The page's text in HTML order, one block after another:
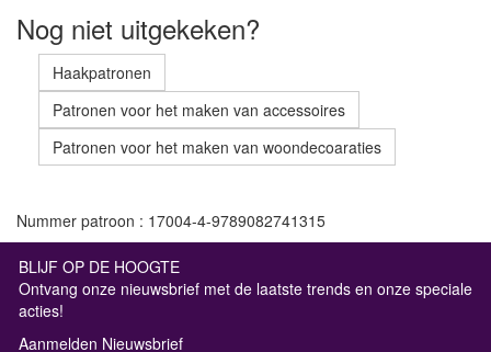
Nog niet uitgekeken?
Haakpatronen
Patronen voor het maken van accessoires
Patronen voor het maken van woondecoaraties
Nummer patroon : 17004-4-9789082741315
BLIJF OP DE HOOGTE
Ontvang onze nieuwsbrief met de laatste trends en onze speciale
acties!
Aanmelden Nieuwsbrief